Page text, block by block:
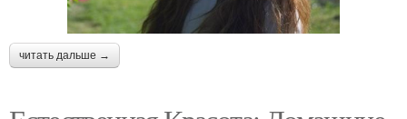
читать дальше →